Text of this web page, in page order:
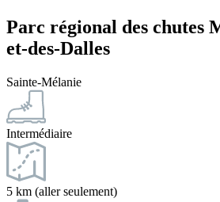
Parc régional des chutes
et-des-Dalles
Sainte-Mélanie
Intermédiaire
5 km (aller seulement)